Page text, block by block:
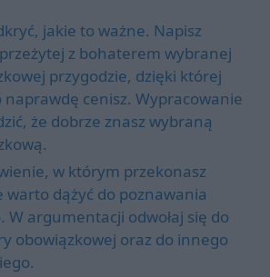
jakie to ważne. Napisz
z bohaterem wybranej
przygodzie, dzięki której
naprawdę cenisz. Wypracowanie
że dobrze znasz wybraną
w którym przekonasz
warto dążyć do poznawania
W argumentacji odwołaj się do
obowiązkowej oraz do innego